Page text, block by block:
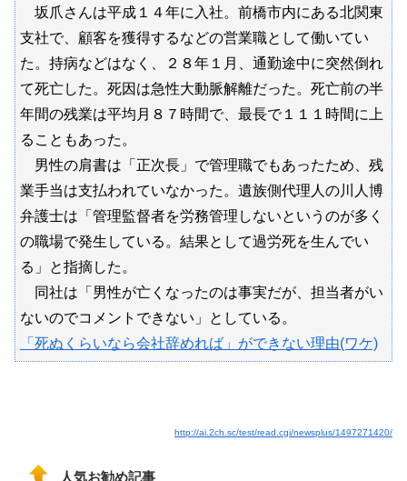
坂爪さんは平成１４年に入社。前橋市内にある北関東
支社で、顧客を獲得するなどの営業職として働いてい
た。持病などはなく、２８年１月、通勤途中に突然倒れ
て死亡した。死因は急性大動脈解離だった。死亡前の半
年間の残業は平均月８７時間で、最長で１１１時間に上
ることもあった。
男性の肩書は「正次長」で管理職でもあったため、残
業手当は支払われていなかった。遺族側代理人の川人博
弁護士は「管理監督者を労務管理しないというのが多く
の職場で発生している。結果として過労死を生んでい
る」と指摘した。
同社は「男性が亡くなったのは事実だが、担当者がい
ないのでコメントできない」としている。
「死ぬくらいなら会社辞めれば」ができない理由(ワケ)
http://ai.2ch.sc/test/read.cgi/newsplus/1497271420/
人気お勧め記事